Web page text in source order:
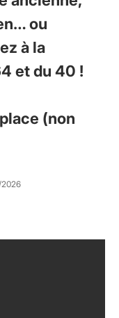
ou
à la
et du 40 !
(non